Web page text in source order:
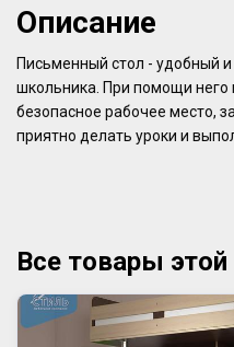
Описание
Письменный стол - удобный
школьника. При помощи
безопасное рабочее место,
приятно делать уроки и
Все товары этой